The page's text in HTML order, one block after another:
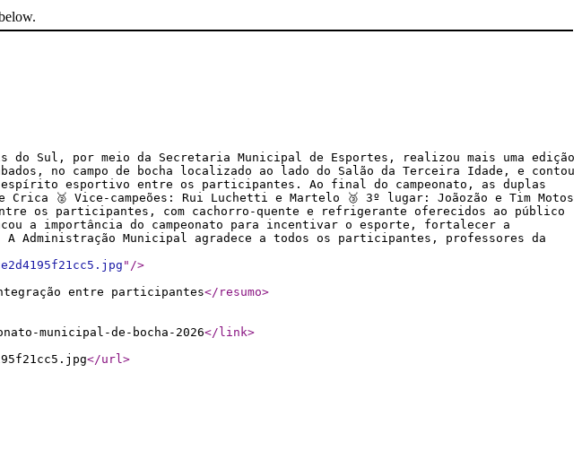
Sul, por meio da Secretaria Municipal de Esportes, realizou mais uma edição
no campo de bocha localizado ao lado do Salão da Terceira Idade, e contou
espírito esportivo entre os participantes. Ao final do campeonato, as duplas
Crica 🥈 Vice-campeões: Rui Luchetti e Martelo 🥉 3º lugar: Joãozão e Tim Motos
os participantes, com cachorro-quente e refrigerante oferecidos ao público
a importância do campeonato para incentivar o esporte, fortalecer a
Administração Municipal agradece a todos os participantes, professores da
" />
entre participantes</resumo>
municipal-de-bocha-2026</link>
</url>